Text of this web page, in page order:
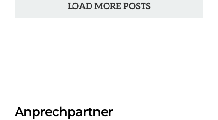
LOAD MORE POSTS
Anprechpartner